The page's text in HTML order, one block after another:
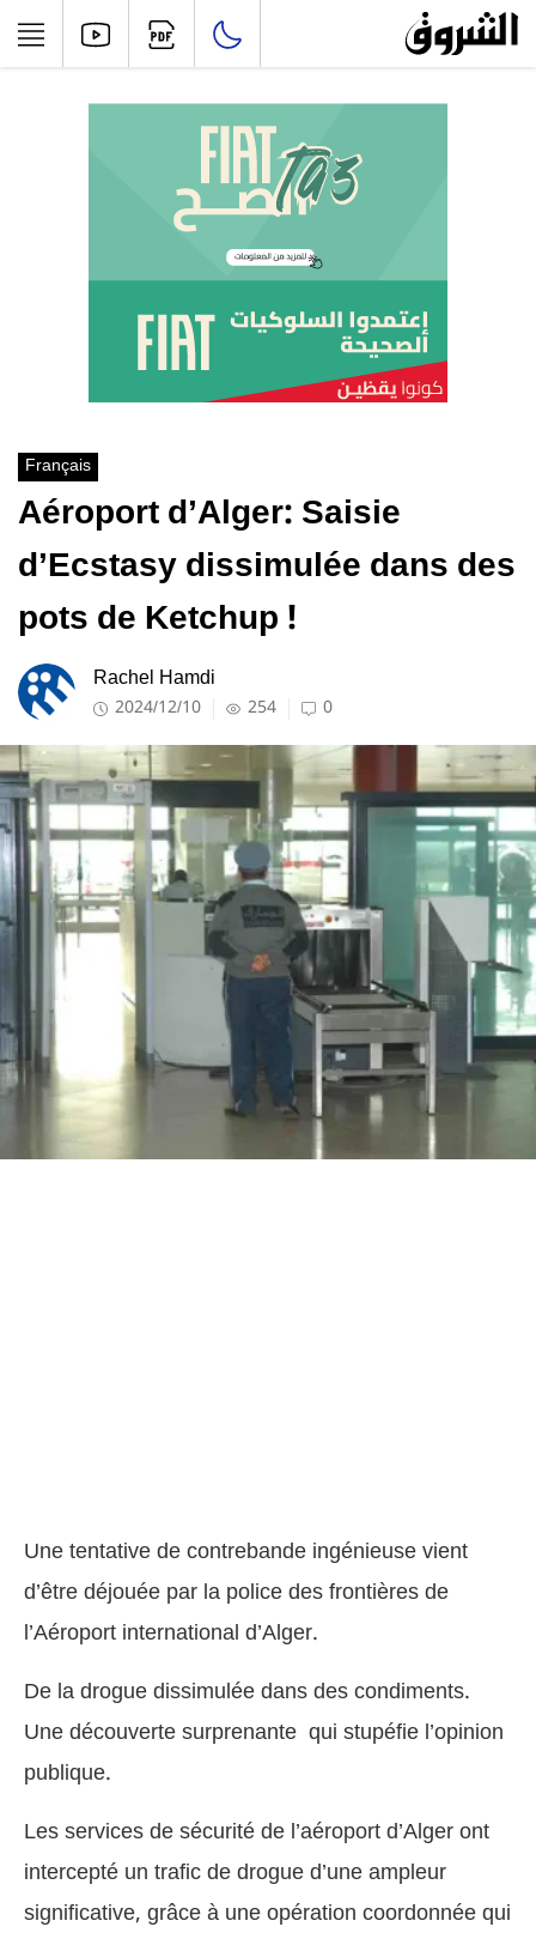
Français
Aéroport d’Alger: Saisie
d’Ecstasy dissimulée dans des
pots de Ketchup !
Rachel Hamdi
2024/12/10 254 0
Une tentative de contrebande ingénieuse vient
d’être déjouée par la police des frontières de
l’Aéroport international d’Alger.
De la drogue dissimulée dans des condiments.
Une découverte surprenante qui stupéfie l’opinion
publique.
Les services de sécurité de l’aéroport d’Alger ont
intercepté un trafic de drogue d’une ampleur
significative, grâce à une opération coordonnée qui